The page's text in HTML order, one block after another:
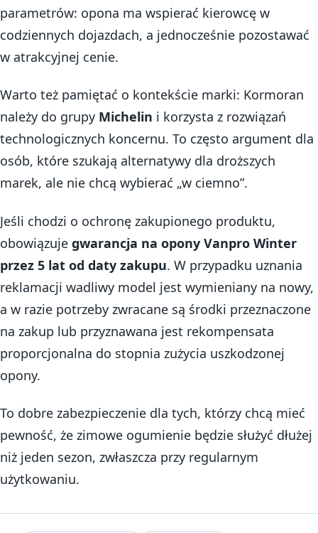
parametrów: opona ma wspierać kierowcę w
codziennych dojazdach, a jednocześnie pozostawać
w atrakcyjnej cenie.
Warto też pamiętać o kontekście marki: Kormoran
należy do grupy Michelin i korzysta z rozwiązań
technologicznych koncernu. To często argument dla
osób, które szukają alternatywy dla droższych
marek, ale nie chcą wybierać „w ciemno”.
Jeśli chodzi o ochronę zakupionego produktu,
obowiązuje gwarancja na opony Vanpro Winter
przez 5 lat od daty zakupu. W przypadku uznania
reklamacji wadliwy model jest wymieniany na nowy,
a w razie potrzeby zwracane są środki przeznaczone
na zakup lub przyznawana jest rekompensata
proporcjonalna do stopnia zużycia uszkodzonej
opony.
To dobre zabezpieczenie dla tych, którzy chcą mieć
pewność, że zimowe ogumienie będzie służyć dłużej
niż jeden sezon, zwłaszcza przy regularnym
użytkowaniu.